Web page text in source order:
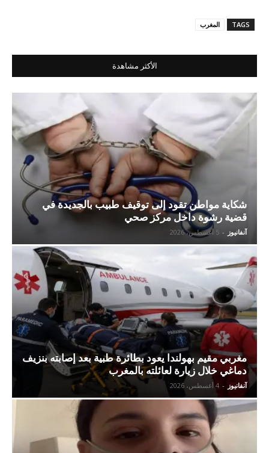
TAGS المغرب
الأكثر مشاهدة
شكاية مواطن تقود إلى توقيف طبيب بالجديدة في
قضية رشوة داخل مركز صحي
آنفانيوز - 5 أغسطس، 2026
مغربي مقيم بهولندا يعود بطائرة طبية بعد إصابته بنزيف
دماغي خلال زيارة لعائلته بالمغرب
آنفانيوز - 4 أغسطس، 2026